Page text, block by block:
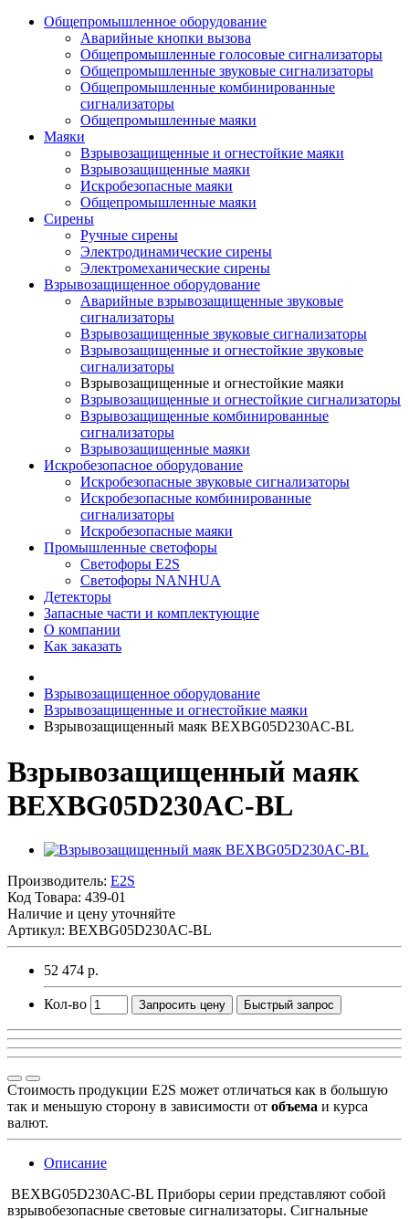
Общепромышленное оборудование
Аварийные кнопки вызова
Общепромышленные голосовые сигнализаторы
Общепромышленные звуковые сигнализаторы
Общепромышленные комбинированные
сигнализаторы
Общепромышленные маяки
Маяки
Взрывозащищенные и огнестойкие маяки
Взрывозащищенные маяки
Искробезопасные маяки
Общепромышленные маяки
Сирены
Ручные сирены
Электродинамические сирены
Электромеханические сирены
Взрывозащищенное оборудование
Аварийные взрывозащищенные звуковые
сигнализаторы
Взрывозащищенные звуковые сигнализаторы
Взрывозащищенные и огнестойкие звуковые
сигнализаторы
Взрывозащищенные и огнестойкие маяки
Взрывозащищенные и огнестойкие сигнализаторы
Взрывозащищенные комбинированные
сигнализаторы
Взрывозащищенные маяки
Искробезопасное оборудование
Искробезопасные звуковые сигнализаторы
Искробезопасные комбинированные
сигнализаторы
Искробезопасные маяки
Промышленные светофоры
Светофоры E2S
Светофоры NANHUA
Детекторы
Запасные части и комплектующие
О компании
Как заказать
Взрывозащищенное оборудование
Взрывозащищенные и огнестойкие маяки
Взрывозащищенный маяк BEXBG05D230AC-BL
Взрывозащищенный маяк
BEXBG05D230AC-BL
Производитель: E2S
Код Товара: 439-01
Наличие и цену уточняйте
Артикул: BEXBG05D230AC-BL
52 474 р.
Кол-во Запросить цену Быстрый запрос
Стоимость продукции E2S может отличаться как в большую
так и меньшую сторону в зависимости от объема и курса
валют.
Описание
BEXBG05D230AC-BL Приборы серии представляют собой
взрывобезопасные световые сигнализаторы. Сигнальные